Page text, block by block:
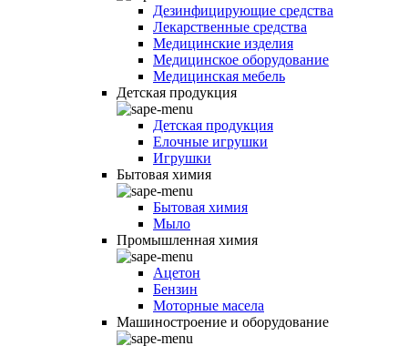
Дезинфицирующие средства
Лекарственные средства
Медицинские изделия
Медицинское оборудование
Медицинская мебель
Детская продукция
Детская продукция
Елочные игрушки
Игрушки
Бытовая химия
Бытовая химия
Мыло
Промышленная химия
Ацетон
Бензин
Моторные масела
Машиностроение и оборудование